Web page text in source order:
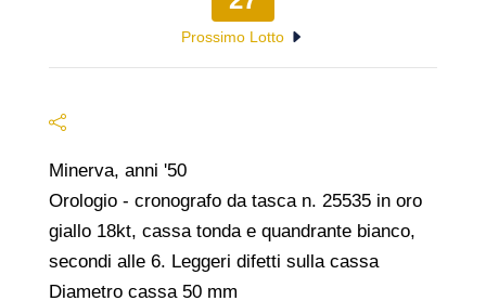
Prossimo Lotto
Minerva, anni '50
Orologio - cronografo da tasca n. 25535 in oro
giallo 18kt, cassa tonda e quandrante bianco,
secondi alle 6. Leggeri difetti sulla cassa
Diametro cassa 50 mm